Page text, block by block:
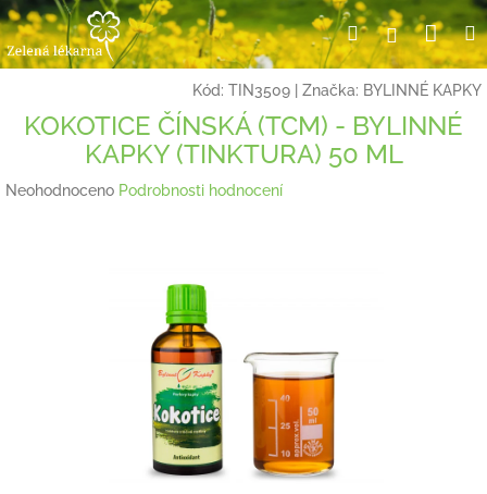
Přejít
na
obsah
HledatPřihlášení
Kód: TIN3509 Značka: BYLINNÉ KAPKY
KOKOTICE ČÍNSKÁ (TCM) - BYLINNÉ
KAPKY (TINKTURA) 50 ML
Průměrné
Neohodnoceno Podrobnosti hodnocení